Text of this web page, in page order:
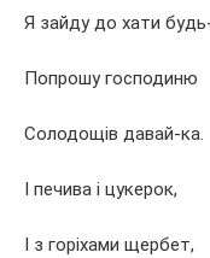
Я зайду до хати
Попрошу господиню
Солодощів давай-ка.
І печива і цукерок,
І з горіхами щербет,